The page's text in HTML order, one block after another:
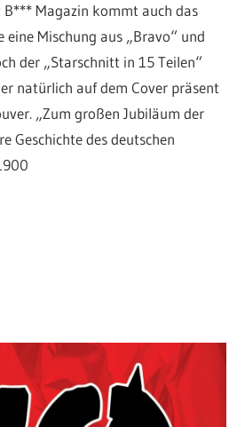
B*** Magazin kommt auch das
eine Mischung aus „Bravo“ und
der „Starschnitt in 15 Teilen“
natürlich auf dem Cover präsent
„Zum großen Jubiläum der
Geschichte des deutschen